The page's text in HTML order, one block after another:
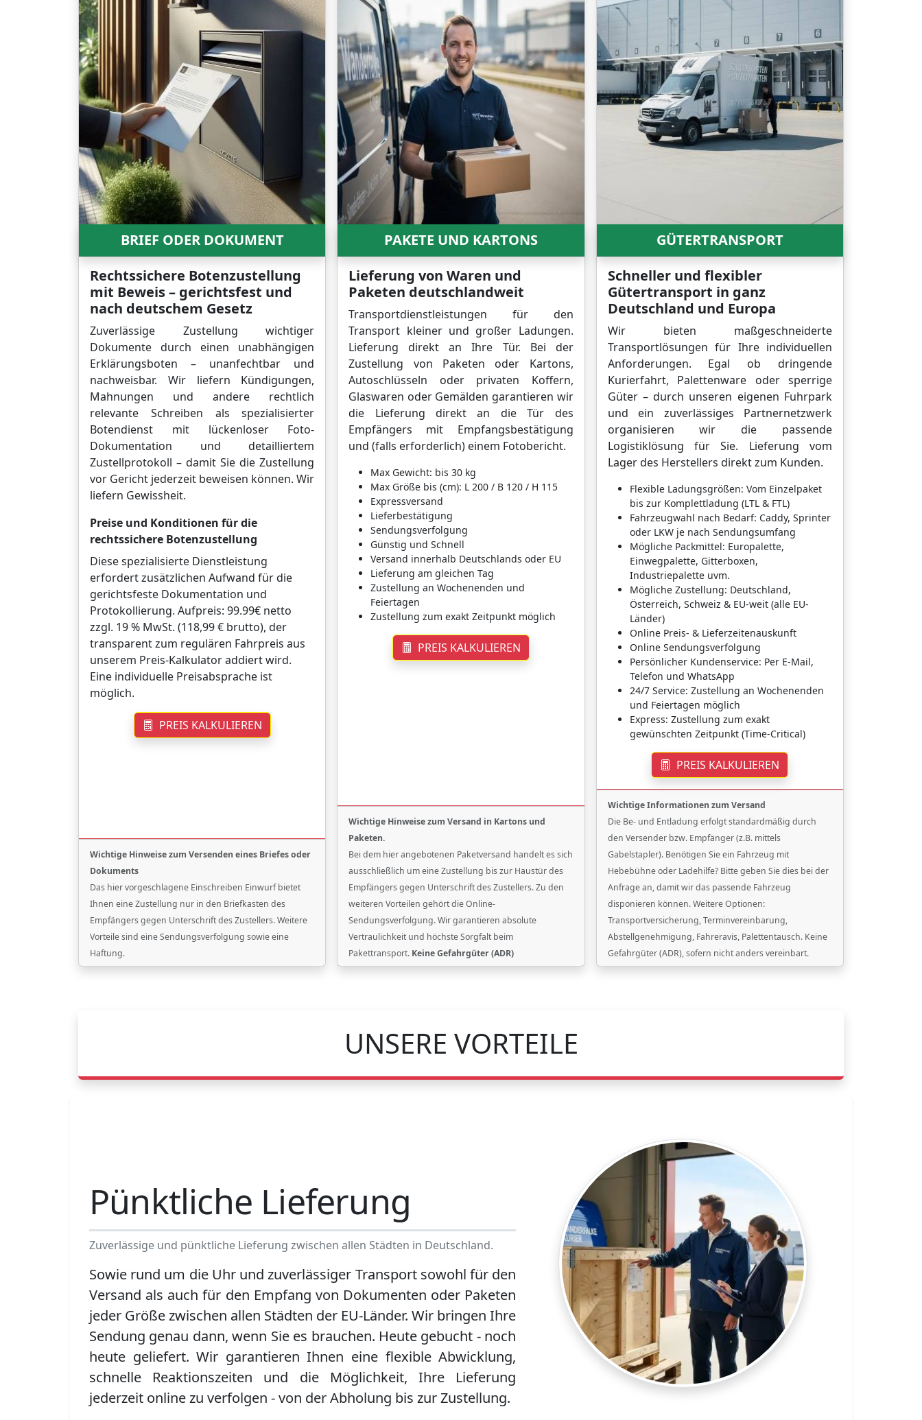
BRIEF ODER DOKUMENT
Rechtssichere Botenzustellung
mit Beweis – gerichtsfest und
nach deutschem Gesetz
Zuverlässige Zustellung wichtiger
Dokumente durch einen unabhängigen
Erklärungsboten – unanfechtbar und
nachweisbar. Wir liefern Kündigungen,
Mahnungen und andere rechtlich
relevante Schreiben als spezialisierter
Botendienst mit lückenloser Foto-
Dokumentation und detailliertem
Zustellprotokoll – damit Sie die Zustellung
vor Gericht jederzeit beweisen können. Wir
liefern Gewissheit.
Preise und Konditionen für die
rechtssichere Botenzustellung
Diese spezialisierte Dienstleistung
erfordert zusätzlichen Aufwand für die
gerichtsfeste Dokumentation und
Protokollierung. Aufpreis: 99.99€ netto
zzgl. 19 % MwSt. (118,99 € brutto), der
transparent zum regulären Fahrpreis aus
unserem Preis-Kalkulator addiert wird.
Eine individuelle Preisabsprache ist
möglich.
PREIS KALKULIEREN
Wichtige Hinweise zum Versenden eines Briefes oder
Dokuments
Das hier vorgeschlagene Einschreiben Einwurf bietet
Ihnen eine Zustellung nur in den Briefkasten des
Empfängers gegen Unterschrift des Zustellers. Weitere
Vorteile sind eine Sendungsverfolgung sowie eine
Haftung.
PAKETE UND KARTONS
Lieferung von Waren und
Paketen deutschlandweit
Transportdienstleistungen für den
Transport kleiner und großer Ladungen.
Lieferung direkt an Ihre Tür. Bei der
Zustellung von Paketen oder Kartons,
Autoschlüsseln oder privaten Koffern,
Glaswaren oder Gemälden garantieren wir
die Lieferung direkt an die Tür des
Empfängers mit Empfangsbestätigung
und (falls erforderlich) einem Fotobericht.
Max Gewicht: bis 30 kg
Max Größe bis (cm): L 200 / B 120 / H 115
Expressversand
Lieferbestätigung
Sendungsverfolgung
Günstig und Schnell
Versand innerhalb Deutschlands oder EU
Lieferung am gleichen Tag
Zustellung an Wochenenden und
Feiertagen
Zustellung zum exakt Zeitpunkt möglich
PREIS KALKULIEREN
Wichtige Hinweise zum Versand in Kartons und
Paketen.
Bei dem hier angebotenen Paketversand handelt es sich
ausschließlich um eine Zustellung bis zur Haustür des
Empfängers gegen Unterschrift des Zustellers. Zu den
weiteren Vorteilen gehört die Online-
Sendungsverfolgung. Wir garantieren absolute
Vertraulichkeit und höchste Sorgfalt beim
Pakettransport. Keine Gefahrgüter (ADR)
GÜTERTRANSPORT
Schneller und flexibler
Gütertransport in ganz
Deutschland und Europa
Wir bieten maßgeschneiderte
Transportlösungen für Ihre individuellen
Anforderungen. Egal ob dringende
Kurierfahrt, Palettenware oder sperrige
Güter – durch unseren eigenen Fuhrpark
und ein zuverlässiges Partnernetzwerk
organisieren wir die passende
Logistiklösung für Sie. Lieferung vom
Lager des Herstellers direkt zum Kunden.
Flexible Ladungsgrößen: Vom Einzelpaket
bis zur Komplettladung (LTL & FTL)
Fahrzeugwahl nach Bedarf: Caddy, Sprinter
oder LKW je nach Sendungsumfang
Mögliche Packmittel: Europalette,
Einwegpalette, Gitterboxen,
Industriepalette uvm.
Mögliche Zustellung: Deutschland,
Österreich, Schweiz & EU-weit (alle EU-
Länder)
Online Preis- & Lieferzeitenauskunft
Online Sendungsverfolgung
Persönlicher Kundenservice: Per E-Mail,
Telefon und WhatsApp
24/7 Service: Zustellung an Wochenenden
und Feiertagen möglich
Express: Zustellung zum exakt
gewünschten Zeitpunkt (Time-Critical)
PREIS KALKULIEREN
Wichtige Informationen zum Versand
Die Be- und Entladung erfolgt standardmäßig durch
den Versender bzw. Empfänger (z.B. mittels
Gabelstapler). Benötigen Sie ein Fahrzeug mit
Hebebühne oder Ladehilfe? Bitte geben Sie dies bei der
Anfrage an, damit wir das passende Fahrzeug
disponieren können. Weitere Optionen:
Transportversicherung, Terminvereinbarung,
Abstellgenehmigung, Fahreravis, Palettentausch. Keine
Gefahrgüter (ADR), sofern nicht anders vereinbart.
UNSERE VORTEILE
Pünktliche Lieferung
Zuverlässige und pünktliche Lieferung zwischen allen Städten in Deutschland.
Sowie rund um die Uhr und zuverlässiger Transport sowohl für den
Versand als auch für den Empfang von Dokumenten oder Paketen
jeder Größe zwischen allen Städten der EU-Länder. Wir bringen Ihre
Sendung genau dann, wenn Sie es brauchen. Heute gebucht - noch
heute geliefert. Wir garantieren Ihnen eine flexible Abwicklung,
schnelle Reaktionszeiten und die Möglichkeit, Ihre Lieferung
jederzeit online zu verfolgen - von der Abholung bis zur Zustellung.